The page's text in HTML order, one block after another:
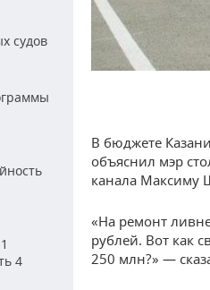
судов
4
В бюджете
объяснил мэр
канала Максиму
«На ремонт
рублей. Вот как
250 млн?» —